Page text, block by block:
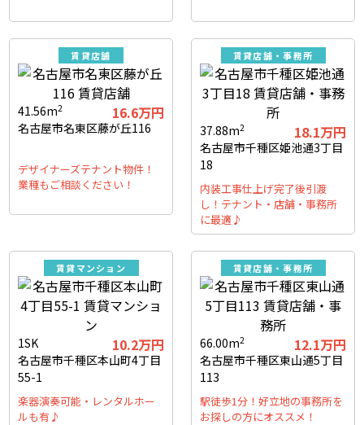
賃貸店舗
41.56m2 16.6万円
名古屋市名東区藤が丘116
デザイナーズテナント物件！
業種もご相談ください！
賃貸店舗・事務所
37.88m2 18.1万円
名古屋市千種区姫池通3丁目
18
内装工事仕上げ完了後引渡
し！テナント・店舗・事務所
に最適♪
賃貸マンション
1SK 10.2万円
名古屋市千種区本山町4丁目
55-1
楽器演奏可能・レンタルホー
ルも有♪
賃貸店舗・事務所
66.00m2 12.1万円
名古屋市千種区東山通5丁目
113
駅徒歩1分！好立地の事務所を
お探しの方にオススメ！